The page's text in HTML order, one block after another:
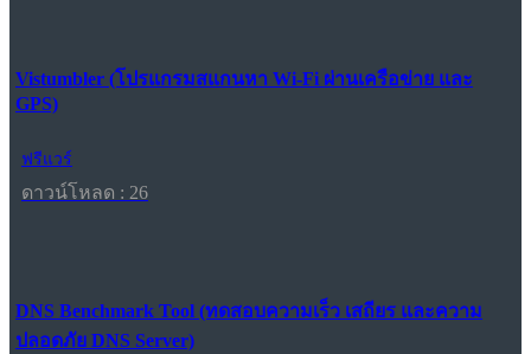
Vistumbler (โปรแกรมสแกนหา Wi-Fi ผ่านเครือข่าย และ
GPS)
ฟรีแวร์
ดาวน์โหลด : 26
DNS Benchmark Tool (ทดสอบความเร็ว เสถียร และความ
ปลอดภัย DNS Server)